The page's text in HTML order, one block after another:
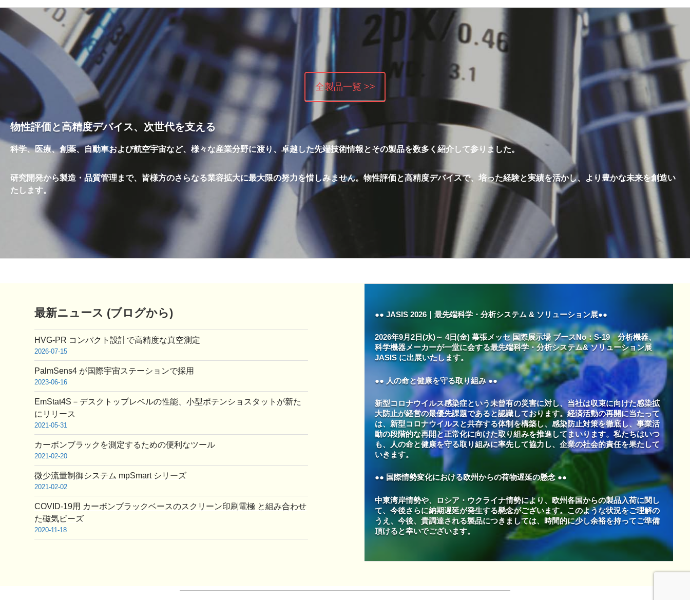
全製品一覧 >>
物性評価と高精度デバイス、次世代を支える
科学、医療、創薬、自動車および航空宇宙など、様々な産業分野に渡り、卓越した先端技術情報とその製品を数多く紹介して参りました。
研究開発から製造・品質管理まで、皆様方のさらなる業容拡大に最大限の努力を惜しみません。物性評価と高精度デバイスで、培った経験と実績を活かし、より豊かな未来を創造い
たします。
最新ニュース (ブログから)
HVG-PR コンパクト設計で高精度な真空測定
2026-07-15
PalmSens4 が国際宇宙ステーションで採用
2023-06-16
EmStat4S－デスクトップレベルの性能、小型ポテンショスタットが新た
にリリース
2021-05-31
カーボンブラックを測定するための便利なツール
2021-02-20
微少流量制御システム mpSmart シリーズ
2021-02-02
COVID-19用 カーボンブラックベースのスクリーン印刷電極 と組み合わせ
た磁気ビーズ
2020-11-18
●● JASIS 2026｜最先端科学・分析システム & ソリューション展●●
2026年9月2日(水)～ 4日(金) 幕張メッセ 国際展示場 ブースNo：S-19 分析機器、
科学機器メーカーが一堂に会する最先端科学・分析システム& ソリューション展
JASIS に出展いたします。
●● 人の命と健康を守る取り組み ●●
新型コロナウイルス感染症という未曾有の災害に対し、当社は収束に向けた感染拡
大防止が経営の最優先課題であると認識しております。経済活動の再開に当たって
は、新型コロナウイルスと共存する体制を構築し、感染防止対策を徹底し、事業活
動の段階的な再開と正常化に向けた取り組みを推進してまいります。私たちはいつ
も、人の命と健康を守る取り組みに率先して協力し、企業の社会的責任を果たして
いきます。
●● 国際情勢変化における欧州からの荷物遅延の懸念 ●●
中東湾岸情勢や、ロシア・ウクライナ情勢により、欧州各国からの製品入荷に関し
て、今後さらに納期遅延が発生する懸念がございます。このような状況をご理解の
うえ、今後、貴調達される製品につきましては、時間的に少し余裕を持ってご準備
頂けると幸いでございます。